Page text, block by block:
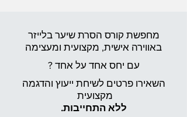
מחפשת קורס הסרת שיער בלייזר
באווירה אישית, מקצועית ומעצימה
עם יחס אחד על אחד ?
השאירו פרטים לשיחת ייעוץ והדגמה
מקצועית
ללא התחייבות.